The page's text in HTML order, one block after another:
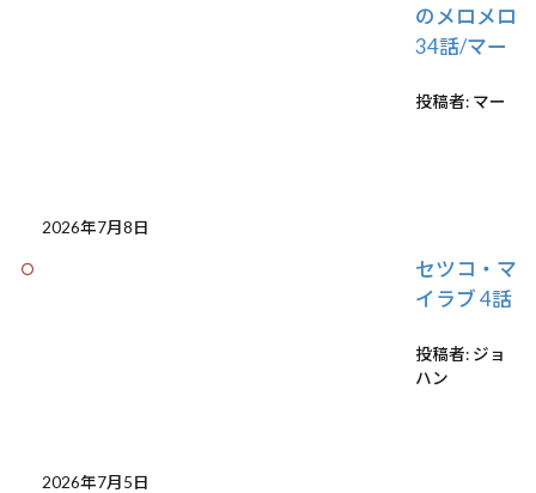
のメロメロ
34話/マー
投稿者: マー
2026年7月8日
セツコ・マ
イラブ 4話
投稿者: ジョ
ハン
2026年7月5日